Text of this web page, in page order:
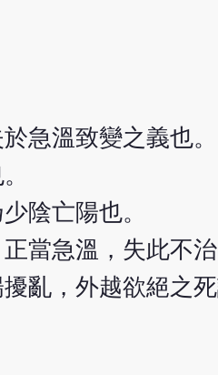
急溫致變之義也。
陰亡陽也。
當急溫，失此不
亂，外越欲絕之